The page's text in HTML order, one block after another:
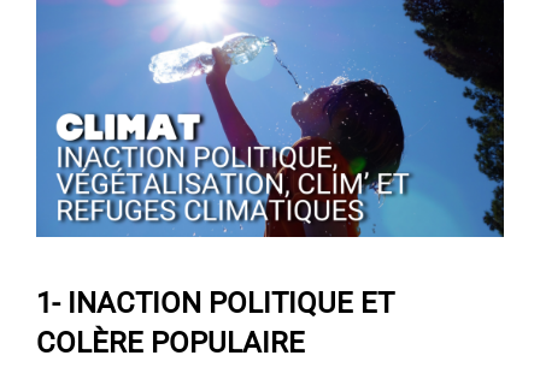
1- INACTION POLITIQUE ET
COLÈRE POPULAIRE